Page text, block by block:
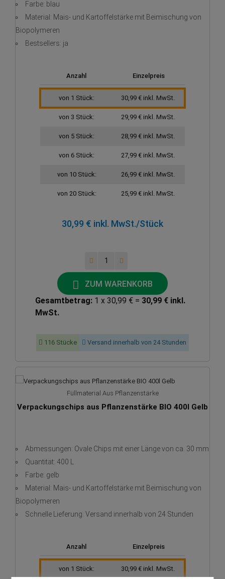
Farbe: blau
Material: Mais- und Kartoffelstärke mit Beimischung von
Biopolymeren
Bestsellers: ja
Anzahl Einzelpreis
von 1 Stück: 30,99 € inkl. MwSt.
von 3 Stück: 29,99 € inkl. MwSt.
von 5 Stück: 28,99 € inkl. MwSt.
von 6 Stück: 27,99 € inkl. MwSt.
von 10 Stück: 26,99 € inkl. MwSt.
von 20 Stück: 25,99 € inkl. MwSt.
30,99 € inkl. MwSt./Stück
ZUM WARENKORB
Gesamtbetrag: 1 x 30,99 € = 30,99 € inkl.
MwSt.
116 Stücke Versand innerhalb von 24 Stunden
Füllmaterial Aus Pflanzenstärke
Verpackungschips aus Pflanzenstärke BIO 400l Gelb
Abmessungen: Ovale Chips mit einer Länge von ca. 30 mm
Quantität: 400 L
Farbe: gelb
Material: Mais- und Kartoffelstärke mit Beimischung von
Biopolymeren
Schnelle Lieferung: Versand innerhalb von 24 Stunden
Anzahl Einzelpreis
von 1 Stück: 30,99 € inkl. MwSt.